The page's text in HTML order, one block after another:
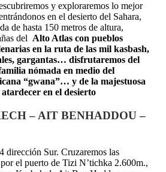
y exploraremos lo mejor
en el desierto del Sahara,
de hasta 150 metros de altura,
del Alto Atlas con pueblos
en la ruta de las mil kasbash,
gargantas… disfrutaremos del
nómada en medio del
“gwana”… y de la majestuosa
en el desierto
– AIT BENHADDOU –
dirección Sur. Cruzaremos las
el puerto de Tizi N’tichka 2.600m.,